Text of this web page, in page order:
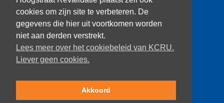
cookies om zijn site te verbeteren. De
gegevens die hier uit voortkomen worden
niet aan derden verstrekt.
Lees meer over het cookiebeleid van KCRU.
Liever geen cookies.
Akkoord
Volg ons